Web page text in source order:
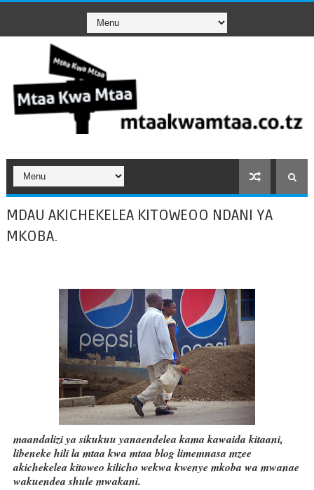
MDAU AKICHEKELEA KITOWEOO NDANI YA
MKOBA.
maandalizi ya sikukuu yanaendelea kama kawaida kitaani,
libeneke hili la mtaa kwa mtaa blog limemnasa mzee
akichekelea kitoweo kilicho wekwa kwenye mkoba wa mwanae
wakuendea shule mwakani.